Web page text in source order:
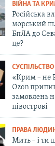
ВІЙНА ТА
Російська
морський
БпЛА до
це?
СУСПІЛЬСТВО
«Крим – не
Ozon
замовлень
півострові
ПРАВА
Мить – і ти